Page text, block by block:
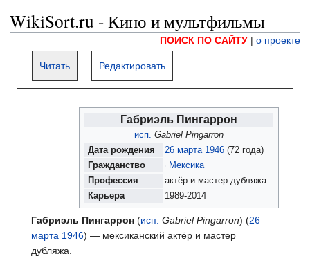
WikiSort.ru - Кино и мультфильмы
ПОИСК ПО САЙТУ | о проекте
Читать Редактировать
Габриэль Пингаррон
исп. Gabriel Pingarron
Дата рождения 26 марта 1946 (72 года)
Гражданство
Мексика
Профессия
актёр и мастер дубляжа
Карьера
1989-2014
Габриэль Пингаррон (исп. Gabriel Pingarron) (26
марта 1946) — мексиканский актёр и мастер
дубляжа.